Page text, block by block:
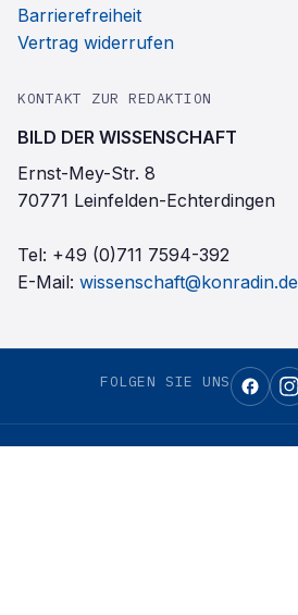
Barrierefreiheit
Vertrag widerrufen
KONTAKT ZUR REDAKTION
BILD DER WISSENSCHAFT
Ernst-Mey-Str. 8
70771 Leinfelden-Echterdingen
Tel: +49 (0)711 7594-392
E-Mail: wissenschaft@konradin.de
FOLGEN SIE UNS